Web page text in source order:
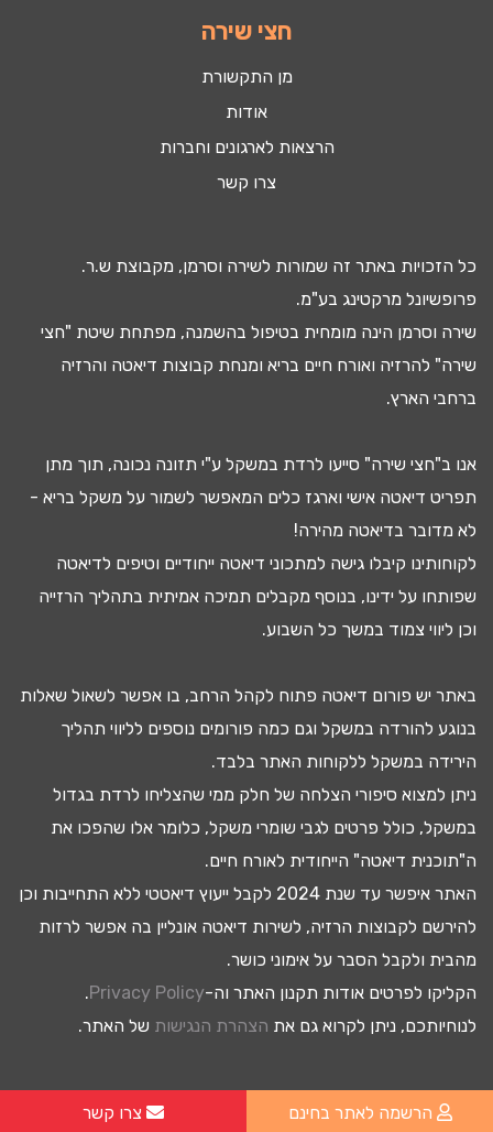
חצי שירה
מן התקשורת
אודות
הרצאות לארגונים וחברות
צרו קשר
כל הזכויות באתר זה שמורות לשירה וסרמן, מקבוצת ש.ר.
פרופשיונל מרקטינג בע"מ.
שירה וסרמן הינה מומחית בטיפול בהשמנה, מפתחת שיטת "חצי
שירה" להרזיה ואורח חיים בריא ומנחת קבוצות דיאטה והרזיה
ברחבי הארץ.
אנו ב"חצי שירה" סייעו לרדת במשקל ע"י תזונה נכונה, תוך מתן
תפריט דיאטה אישי וארגז כלים המאפשר לשמור על משקל בריא -
לא מדובר בדיאטה מהירה!
לקוחותינו קיבלו גישה למתכוני דיאטה ייחודיים וטיפים לדיאטה
שפותחו על ידינו, בנוסף מקבלים תמיכה אמיתית בתהליך הרזייה
וכן ליווי צמוד במשך כל השבוע.
באתר יש פורום דיאטה פתוח לקהל הרחב, בו אפשר לשאול שאלות
בנוגע להורדה במשקל וגם כמה פורומים נוספים לליווי תהליך
הירידה במשקל ללקוחות האתר בלבד.
ניתן למצוא סיפורי הצלחה של חלק ממי שהצליחו לרדת בגדול
במשקל, כולל פרטים לגבי שומרי משקל, כלומר אלו שהפכו את
ה"תוכנית דיאטה" הייחודית לאורח חיים.
האתר איפשר עד שנת 2024 לקבל
ייעוץ דיאטטי ללא התחייבות וכן
להירשם לקבוצות הרזיה, לשירות דיאטה אונליין בה אפשר לרזות
מהבית ולקבל הסבר על אימוני כושר.
הקליקו לפרטים אודות תקנון האתר וה-Privacy Policy
.
לנוחיותכם, ניתן לקרוא גם את הצהרת הנגישות של האתר.
הרשמה לאתר בחינם צרו קשר